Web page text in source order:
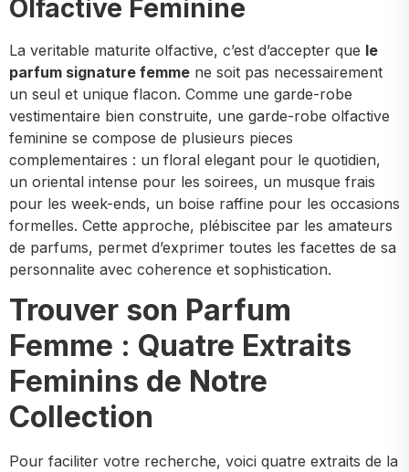
Olfactive Feminine
La veritable maturite olfactive, c’est d’accepter que le
parfum signature femme ne soit pas necessairement
un seul et unique flacon. Comme une garde-robe
vestimentaire bien construite, une garde-robe olfactive
feminine se compose de plusieurs pieces
complementaires : un floral elegant pour le quotidien,
un oriental intense pour les soirees, un musque frais
pour les week-ends, un boise raffine pour les occasions
formelles. Cette approche, plébiscitee par les amateurs
de parfums, permet d’exprimer toutes les facettes de sa
personnalite avec coherence et sophistication.
Trouver son Parfum
Femme : Quatre Extraits
Feminins de Notre
Collection
Pour faciliter votre recherche, voici quatre extraits de la